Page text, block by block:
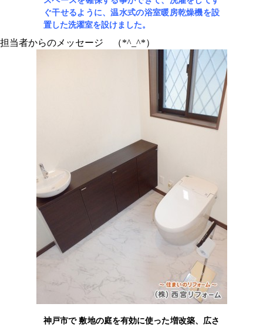
ぐ干せるように、温水式の浴室暖房乾燥機を設
置した洗濯室を設けました。
担当者からのメッセージ （*^_^*）
神戸市で 敷地の庭を有効に使った増改築、広さ